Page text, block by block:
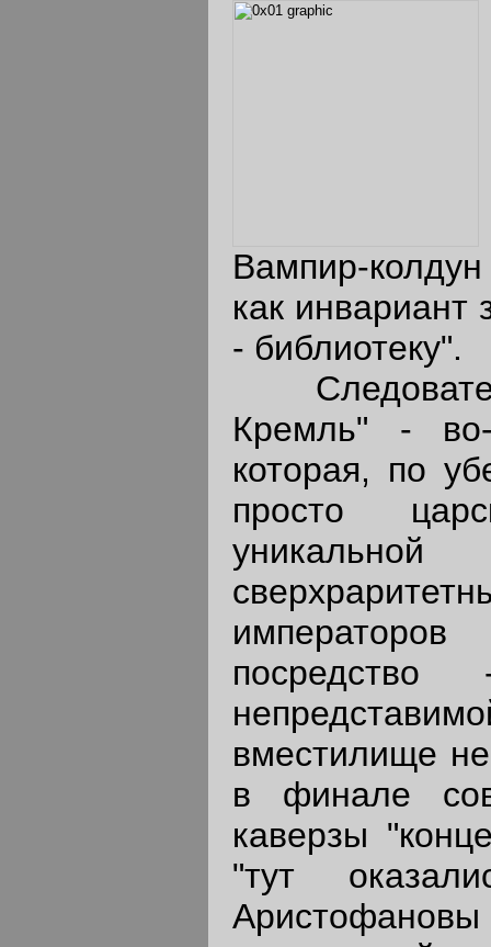
Вампир-
как инвариант
- библиотеку".
Кремль" - во-
которая, по
просто
вместилище
в финале
каверзы
"тут